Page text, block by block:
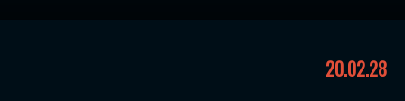
20.02.28